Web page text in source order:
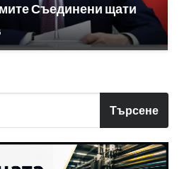
Съединени щати
Търсене